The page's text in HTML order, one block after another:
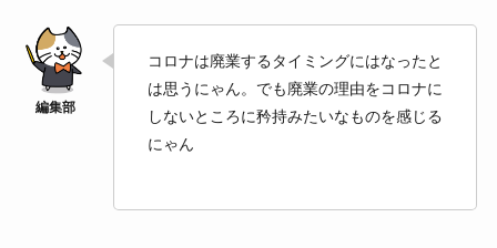
コロナは廃業するタイミングにはなったと
は思うにゃん。でも廃業の理由をコロナに
しないところに矜持みたいなものを感じる
にゃん